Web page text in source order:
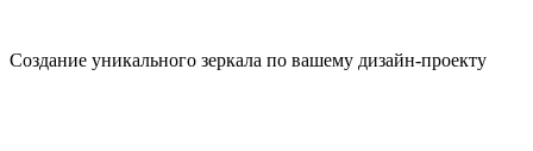
Создание уникального зеркала по вашему дизайн-проекту